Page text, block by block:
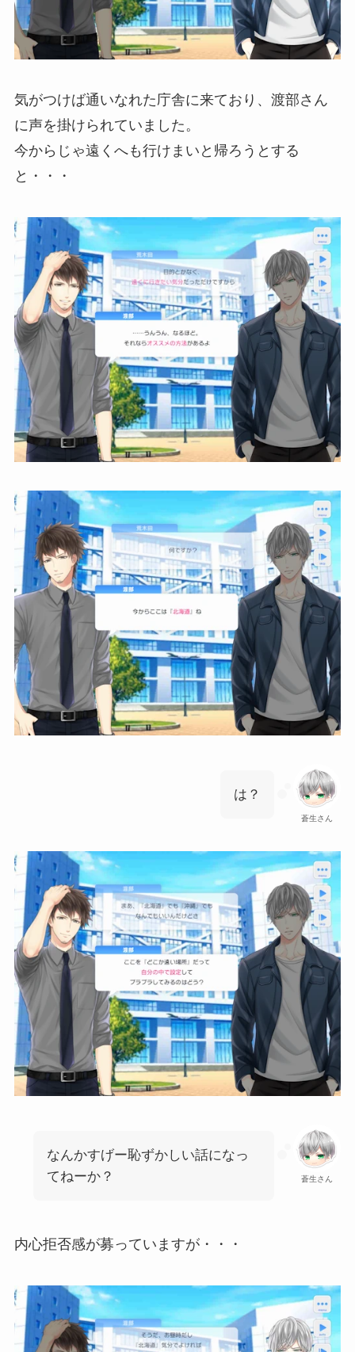
気がつけば通いなれた庁舎に来ており、渡部さん
に声を掛けられていました。
今からじゃ遠くへも行けまいと帰ろうとする
と・・・
蒼生さん
は？
蒼生さん
なんかすげー恥ずかしい話になっ
てねーか？
内心拒否感が募っていますが・・・